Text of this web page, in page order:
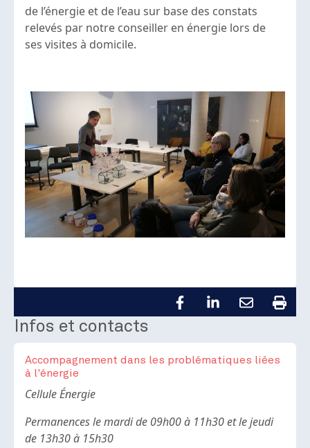
de l’énergie et de l’eau sur base des constats
relevés par notre conseiller en énergie lors de
ses visites à domicile.
Infos et contacts
Accompagnement dans les problématiques liées
à l'énergie
Body
Cellule Énergie
Permanences le mardi de 09h00 à 11h30 et le jeudi
de 13h30 à 15h30